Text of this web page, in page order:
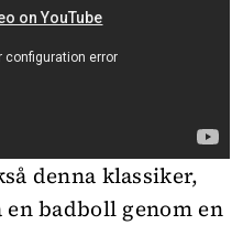
denna klassiker,
badboll genom en